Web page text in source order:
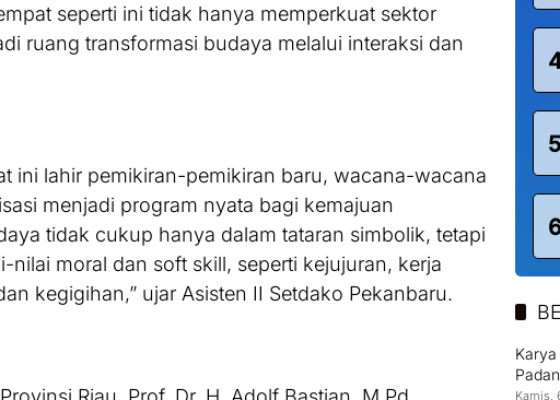
seperti ini tidak hanya memperkuat sektor
ruang transformasi budaya melalui interaksi dan
ini lahir pemikiran-pemikiran baru, wacana-wacana
menjadi program nyata bagi kemajuan
tidak cukup hanya dalam tataran simbolik, tetapi
nilai moral dan soft skill, seperti kejujuran, kerja
kegigihan,” ujar Asisten II Setdako Pekanbaru.
5
Kamis,